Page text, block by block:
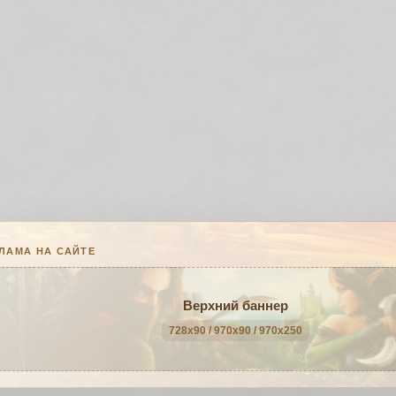
НА САЙТЕ
Верхний баннер
728x90 / 970x90 / 970x250